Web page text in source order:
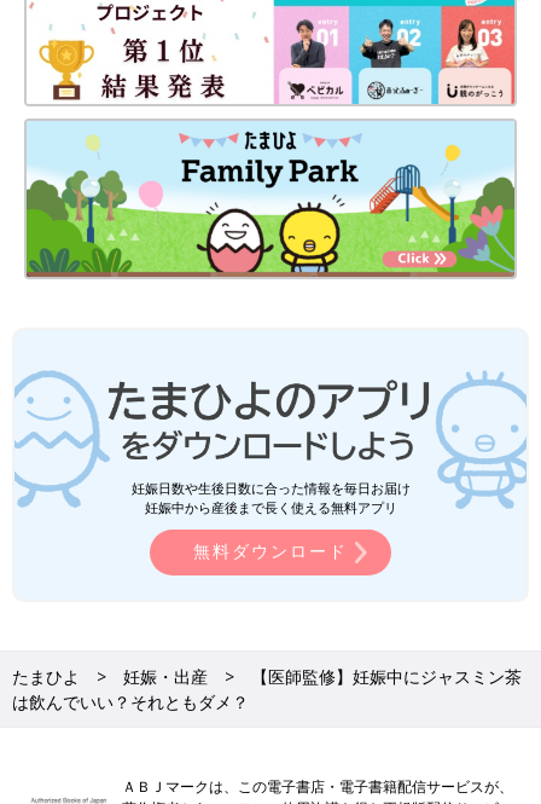
妊娠日数や生後日数に合った情報を毎日お届け
妊娠中から産後まで長く使える無料アプリ
無料ダウンロード
たまひよ 妊娠・出産
【医師監修】妊娠中にジャスミン茶
は飲んでいい？それともダメ？
ＡＢＪマークは、この電子書店・電子書籍配信サービスが、